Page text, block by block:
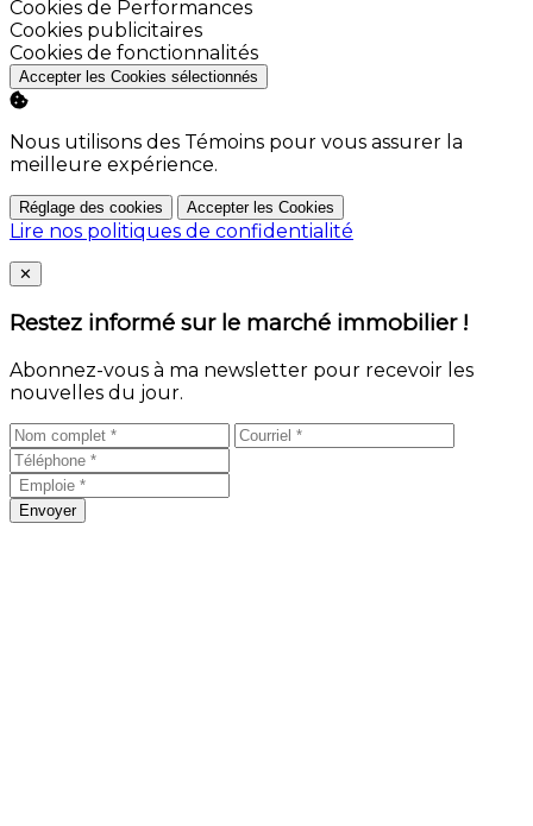
Activer
Cookies de Performances
Activer
Cookies publicitaires
Activer
Cookies de fonctionnalités
Accepter les Cookies sélectionnés
Nous utilisons des Témoins pour vous assurer la
meilleure expérience.
Réglage des cookies Accepter les Cookies
Lire nos politiques de confidentialité
Close
✕
Restez informé sur le marché immobilier !
Abonnez-vous à ma newsletter pour recevoir les
nouvelles du jour.
Envoyer